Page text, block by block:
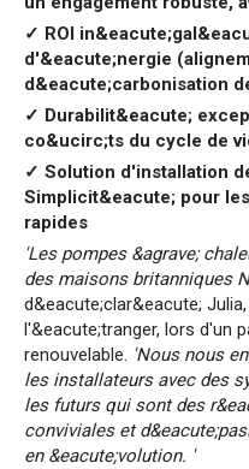
✓ ROI
d'&eacute;nergie
d&eacute;carbonisation
✓ Durabilit&eacute;
co&ucirc;ts du cycle de
✓ Solution d'installation
Simplicit&eacute; pour
rapides
'Les pompes &agrave;
des maisons britanniques
d&eacute;clar&eacute;
l'&eacute;tranger, lors d'un
renouvelable. 'Nous nous
les installateurs avec des
les futurs qui sont des
conviviales et
en &eacute;volution. '